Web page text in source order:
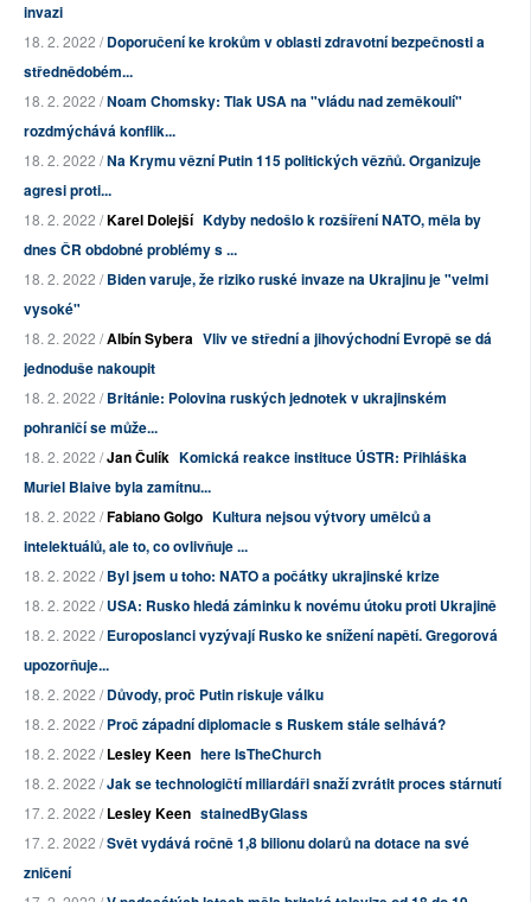
invazi
18. 2. 2022 /Doporučení ke krokům v oblasti zdravotní bezpečnosti a
střednědobém...
18. 2. 2022 /Noam Chomsky: Tlak USA na "vládu nad zeměkoulí"
rozdmýchává konflik...
18. 2. 2022 /Na Krymu vězní Putin 115 politických vězňů. Organizuje
agresi proti...
18. 2. 2022 /Karel Dolejší Kdyby nedošlo k rozšíření NATO, měla by
dnes ČR obdobné problémy s ...
18. 2. 2022 /Biden varuje, že riziko ruské invaze na Ukrajinu je "velmi
vysoké"
18. 2. 2022 /Albín Sybera Vliv ve střední a jihovýchodní Evropě se dá
jednoduše nakoupit
18. 2. 2022 /Británie: Polovina ruských jednotek v ukrajinském
pohraničí se může...
18. 2. 2022 /Jan Čulík Komická reakce instituce ÚSTR: Přihláška
Muriel Blaive byla zamítnu...
18. 2. 2022 /Fabiano Golgo Kultura nejsou výtvory umělců a
intelektuálů, ale to, co ovlivňuje ...
18. 2. 2022 /Byl jsem u toho: NATO a počátky ukrajinské krize
18. 2. 2022 /USA: Rusko hledá záminku k novému útoku proti Ukrajině
18. 2. 2022 /Europoslanci vyzývají Rusko ke snížení napětí. Gregorová
upozorňuje...
18. 2. 2022 /Důvody, proč Putin riskuje válku
18. 2. 2022 /Proč západní diplomacie s Ruskem stále selhává?
18. 2. 2022 /Lesley Keen here IsTheChurch
18. 2. 2022 /Jak se technologičtí miliardáři snaží zvrátit proces stárnutí
17. 2. 2022 /Lesley Keen stainedByGlass
17. 2. 2022 /Svět vydává ročně 1,8 bilionu dolarů na dotace na své
zničení